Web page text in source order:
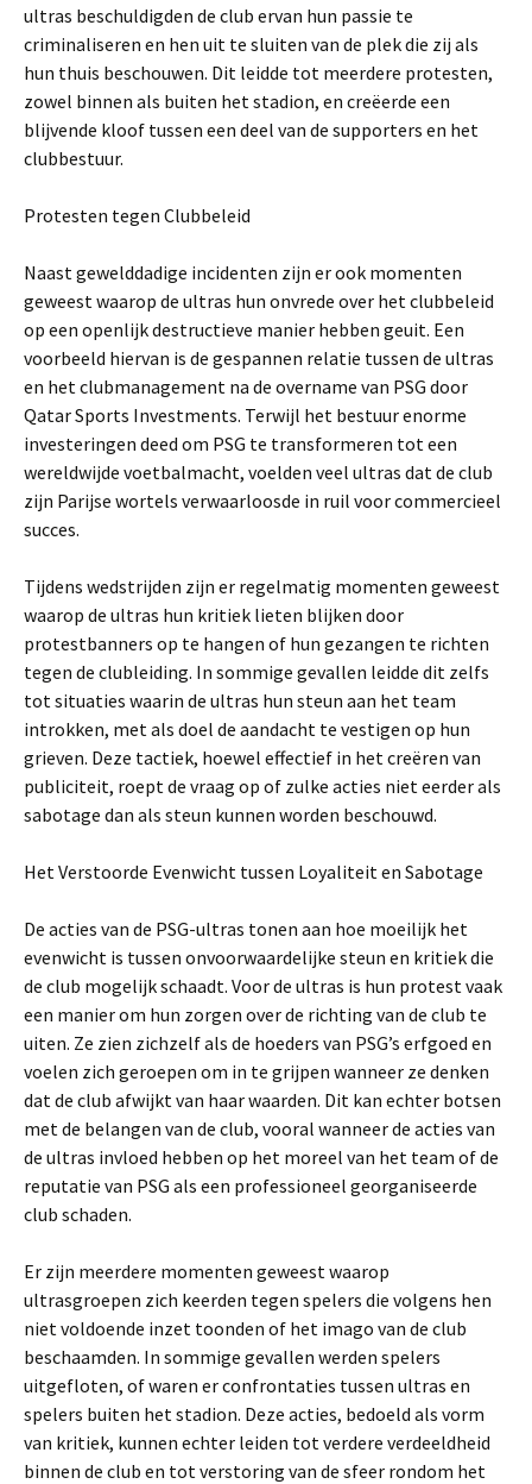
ultras beschuldigden de club ervan hun passie te
criminaliseren en hen uit te sluiten van de plek die zij als
hun thuis beschouwen. Dit leidde tot meerdere protesten,
zowel binnen als buiten het stadion, en creëerde een
blijvende kloof tussen een deel van de supporters en het
clubbestuur.
Protesten tegen Clubbeleid
Naast gewelddadige incidenten zijn er ook momenten
geweest waarop de ultras hun onvrede over het clubbeleid
op een openlijk destructieve manier hebben geuit. Een
voorbeeld hiervan is de gespannen relatie tussen de ultras
en het clubmanagement na de overname van PSG door
Qatar Sports Investments. Terwijl het bestuur enorme
investeringen deed om PSG te transformeren tot een
wereldwijde voetbalmacht, voelden veel ultras dat de club
zijn Parijse wortels verwaarloosde in ruil voor commercieel
succes.
Tijdens wedstrijden zijn er regelmatig momenten geweest
waarop de ultras hun kritiek lieten blijken door
protestbanners op te hangen of hun gezangen te richten
tegen de clubleiding. In sommige gevallen leidde dit zelfs
tot situaties waarin de ultras hun steun aan het team
introkken, met als doel de aandacht te vestigen op hun
grieven. Deze tactiek, hoewel effectief in het creëren van
publiciteit, roept de vraag op of zulke acties niet eerder als
sabotage dan als steun kunnen worden beschouwd.
Het Verstoorde Evenwicht tussen Loyaliteit en Sabotage
De acties van de PSG-ultras tonen aan hoe moeilijk het
evenwicht is tussen onvoorwaardelijke steun en kritiek die
de club mogelijk schaadt. Voor de ultras is hun protest vaak
een manier om hun zorgen over de richting van de club te
uiten. Ze zien zichzelf als de hoeders van PSG’s erfgoed en
voelen zich geroepen om in te grijpen wanneer ze denken
dat de club afwijkt van haar waarden. Dit kan echter botsen
met de belangen van de club, vooral wanneer de acties van
de ultras invloed hebben op het moreel van het team of de
reputatie van PSG als een professioneel georganiseerde
club schaden.
Er zijn meerdere momenten geweest waarop
ultrasgroepen zich keerden tegen spelers die volgens hen
niet voldoende inzet toonden of het imago van de club
beschaamden. In sommige gevallen werden spelers
uitgefloten, of waren er confrontaties tussen ultras en
spelers buiten het stadion. Deze acties, bedoeld als vorm
van kritiek, kunnen echter leiden tot verdere verdeeldheid
binnen de club en tot verstoring van de sfeer rondom het